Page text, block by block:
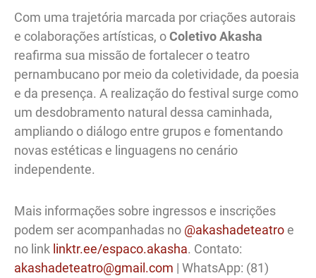
Com uma trajetória marcada por criações autorais
e colaborações artísticas, oColetivo Akasha
reafirma sua missão de fortalecer o teatro
pernambucano por meio da coletividade, da poesia
e da presença. A realização do festival surge como
um desdobramento natural dessa caminhada,
ampliando o diálogo entre grupos e fomentando
novas estéticas e linguagens no cenário
independente.
Mais informações sobre ingressos e inscrições
podem ser acompanhadas no @akashadeteatro e
no link linktr.ee/espaco.akasha. Contato:
akashadeteatro@gmail.com | WhatsApp: (81)